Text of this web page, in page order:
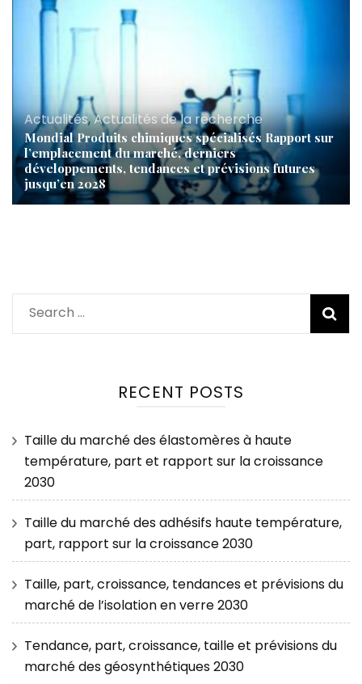
Actualités,Actualités de la recherche
Mondial Produits chimiques spécialisés Rapport sur
l’emplacement du marché, derniers
développements, tendances et prévisions futures
jusqu’en 2028
Search
for:
RECENT POSTS
Taille du marché des élastomères à haute
température, part et rapport sur la croissance
2030
Taille du marché des adhésifs haute température,
part, rapport sur la croissance 2030
Taille, part, croissance, tendances et prévisions du
marché de l’isolation en verre 2030
Tendance, part, croissance, taille et prévisions du
marché des géosynthétiques 2030